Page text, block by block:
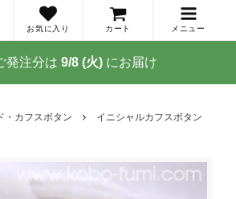
お気に入り カート メニュー
発注分は 9/8 (火) にお届け
・カフスボタン イニシャルカフスボタン